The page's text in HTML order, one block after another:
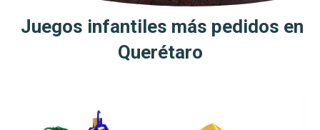
Juegos infantiles más pedidos en
Querétaro